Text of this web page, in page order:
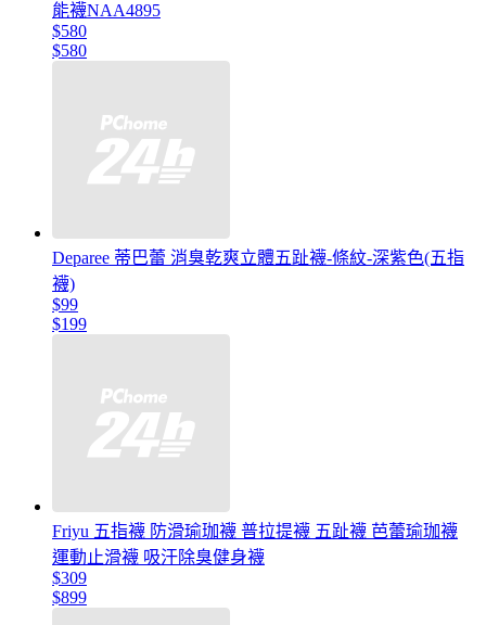
能襪NAA4895
$580
$580
Deparee 蒂巴蕾 消臭乾爽立體五趾襪-條紋-深紫色(五指
襪)
$99
$199
Friyu 五指襪 防滑瑜珈襪 普拉提襪 五趾襪 芭蕾瑜珈襪
運動止滑襪 吸汗除臭健身襪
$309
$899